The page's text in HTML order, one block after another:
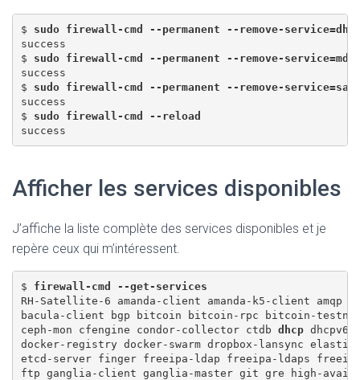
$ sudo firewall-cmd --permanent --remove-
success
$ sudo firewall-cmd --permanent --remove-
success
$ sudo firewall-cmd --permanent --remove-
success
$ sudo firewall-cmd --reload
Afficher les services disponibles
J’affiche la liste complète des services disponibles et je
repère ceux qui m’intéressent.
$ firewall-cmd --get-services
RH-Satellite-6 amanda-client amanda-k5-client amqp
bacula-client bgp bitcoin bitcoin-rpc bitcoin-
ceph-mon cfengine condor-collector ctdb dhcp dhcpv6
docker-registry docker-swarm dropbox-lansync
etcd-server finger freeipa-ldap freeipa-ldaps
ftp ganglia-client ganglia-master git gre high-